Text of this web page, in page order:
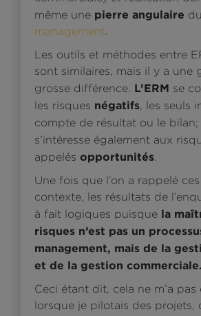
même une pierre angulaire du
management.
Les outils et méthodes entre
sont similaires, mais il y a une
grosse différence. L’ERM se
les risques négatifs, les seuls
compte de résultat ou le bilan;
s’intéresse également aux
appelés opportunités.
Une fois que l’on a rappelé
contexte, les résultats de
à fait logiques puisque la
risques n’est pas un
management, mais de la
et de la gestion commerciale.
Ceci étant dit, cela ne m’a pas
lorsque je pilotais des projets,